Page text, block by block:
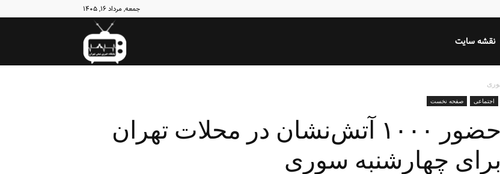
جمعه, مرداد ۱۶, ۱۴۰۵
نبض نقشه سایت
اجتماعی صفحه نخست
حضور ۱۰۰۰ آتش‌نشان در محلات تهران
برای چهارشنبه سوری